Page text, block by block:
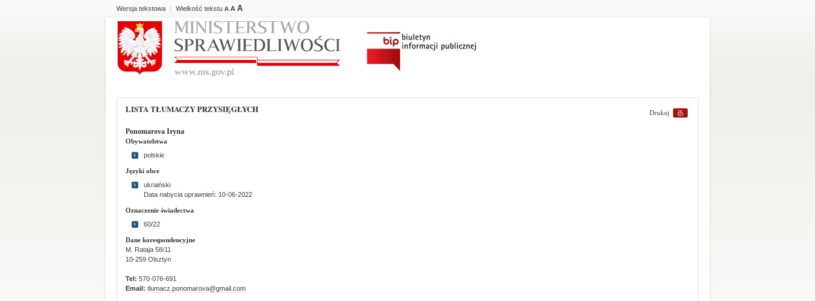
Wersja tekstowa | Wielkość tekstu A A A
Drukuj
LISTA TŁUMACZY PRZYSIĘGŁYCH
Ponomarova Iryna
Obywatelstwa
polskie
Języki obce
ukraiński
Data nabycia uprawnień: 10-06-2022
Oznaczenie świadectwa
60/22
Dane korespondencyjne
M. Rataja 58/11
10-259 Olsztyn
Tel: 570-076-691
Email: tlumacz.ponomarova@gmail.com